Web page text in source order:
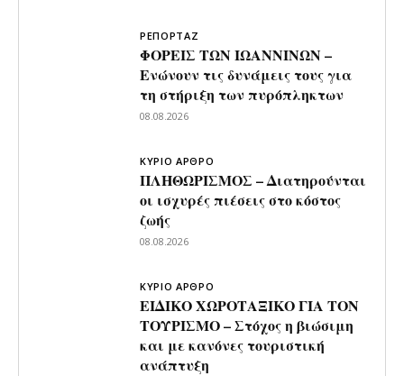
ΡΕΠΟΡΤΑΖ
ΦΟΡΕΙΣ ΤΩΝ ΙΩΑΝΝΙΝΩΝ –
Ενώνουν τις δυνάμεις τους για
τη στήριξη των πυρόπληκτων
08.08.2026
ΚΥΡΙΟ ΑΡΘΡΟ
ΠΛΗΘΩΡΙΣΜΟΣ – Διατηρούνται
οι ισχυρές πιέσεις στο κόστος
ζωής
08.08.2026
ΚΥΡΙΟ ΑΡΘΡΟ
ΕΙΔΙΚΟ ΧΩΡΟΤΑΞΙΚΟ ΓΙΑ ΤΟΝ
ΤΟΥΡΙΣΜΟ – Στόχος η βιώσιμη
και με κανόνες τουριστική
ανάπτυξη